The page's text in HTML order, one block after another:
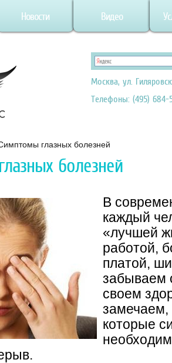
Новости Видео
Москва, ул.
Телефоны: (495) 684-
глазных болезней
болезней
В
каждый
«лучшей
работой,
платой,
забываем
своем
которые